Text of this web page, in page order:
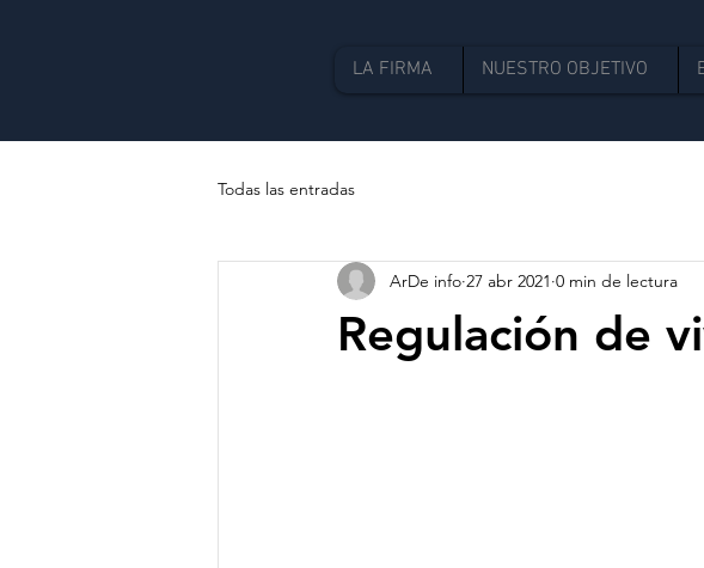
LA FIRMA NUESTRO OBJETIVO
Todas las entradas
Regulación de
ArDe info 27 abr 2021 0 min de lectura